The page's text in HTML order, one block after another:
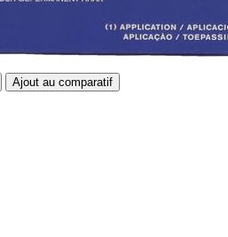
Ajout au comparatif